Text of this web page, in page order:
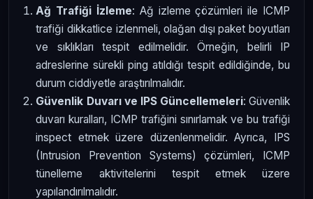
Ağ Trafiği İzleme: Ağ izleme çözümleri ile ICMP
trafiği dikkatlice izlenmeli, olağan dışı paket boyutları
ve sıklıkları tespit edilmelidir. Örneğin, belirli IP
adreslerine sürekli ping atıldığı tespit edildiğinde, bu
durum ciddiyetle araştırılmalıdır.
Güvenlik Duvarı ve IPS Güncellemeleri: Güvenlik
duvarı kuralları, ICMP trafiğini sınırlamak ve bu trafiği
inspect etmek üzere düzenlenmelidir. Ayrıca, IPS
(Intrusion Prevention Systems) çözümleri, ICMP
tünelleme aktivitelerini tespit etmek üzere
yapılandırılmalıdır.